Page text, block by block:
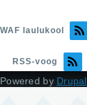
WAF laulukool
RSS-voog
Powered by Drupal